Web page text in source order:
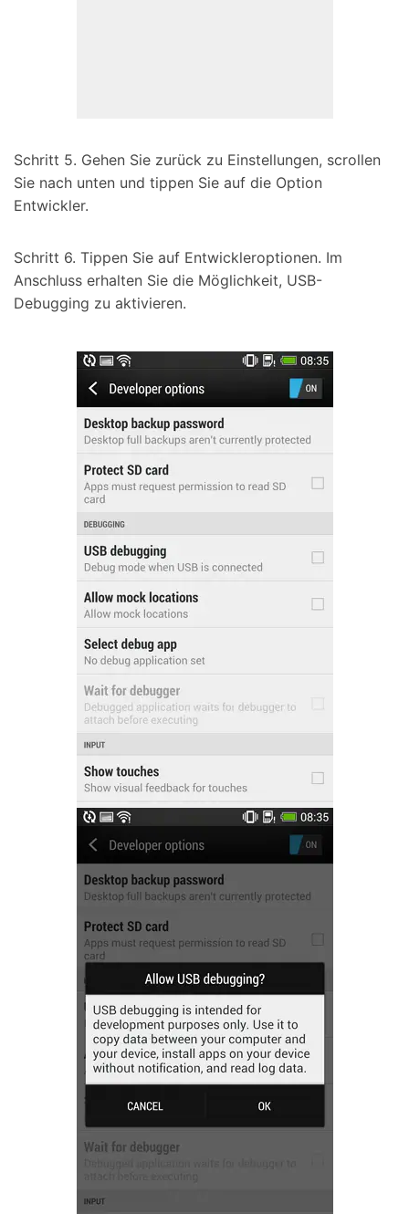
Schritt 5. Gehen Sie zurück zu Einstellungen, scrollen
Sie nach unten und tippen Sie auf die Option
Entwickler.
Schritt 6. Tippen Sie auf Entwickleroptionen. Im
Anschluss erhalten Sie die Möglichkeit, USB-
Debugging zu aktivieren.